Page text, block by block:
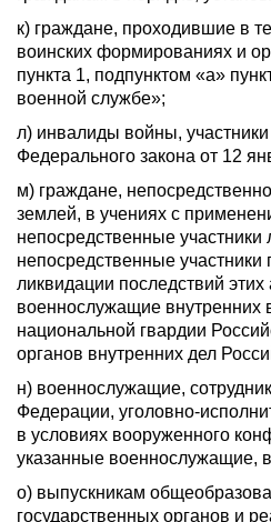
к) граждане, проходившие в
воинских формированиях и
пункта 1, подпунктом «а»
военной службе»;
л) инвалиды войны,
Федерального закона от 12
м) граждане,
землей, в учениях с
непосредственные
непосредственные
ликвидации последствий
военнослужащие внутренних
национальной гвардии
органов внутренних дел
н) военнослужащие,
Федерации, уголовно-
в условиях вооруженного
указанные военнослужащие,
о) выпускникам
государственных органов и